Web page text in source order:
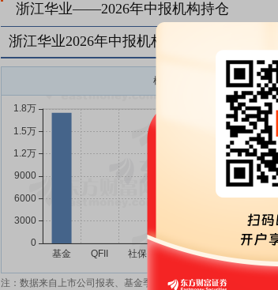
浙江华业——2026年中报机构持仓
浙江华业2026年中报机构持仓一览
机构持股(万)
注：数据来自上市公司报表、基金季报、半年报和基金年报；在